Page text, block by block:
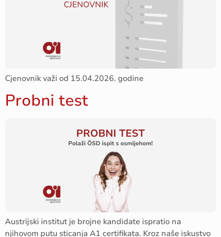
Cjenovnik važi od 15.04.2026. godine
Probni test
Austrijski institut je brojne kandidate ispratio na
njihovom putu sticanja A1 certifikata. Kroz naše iskustvo